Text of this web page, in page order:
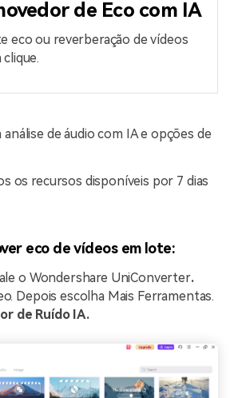
de Eco com IA
eco ou reverberação de vídeos
análise de áudio com IA e opções de
os recursos disponíveis por 7 dias
eco de vídeos em lote:
o Wondershare UniConverter.
Depois escolha Mais Ferramentas.
de Ruído IA.